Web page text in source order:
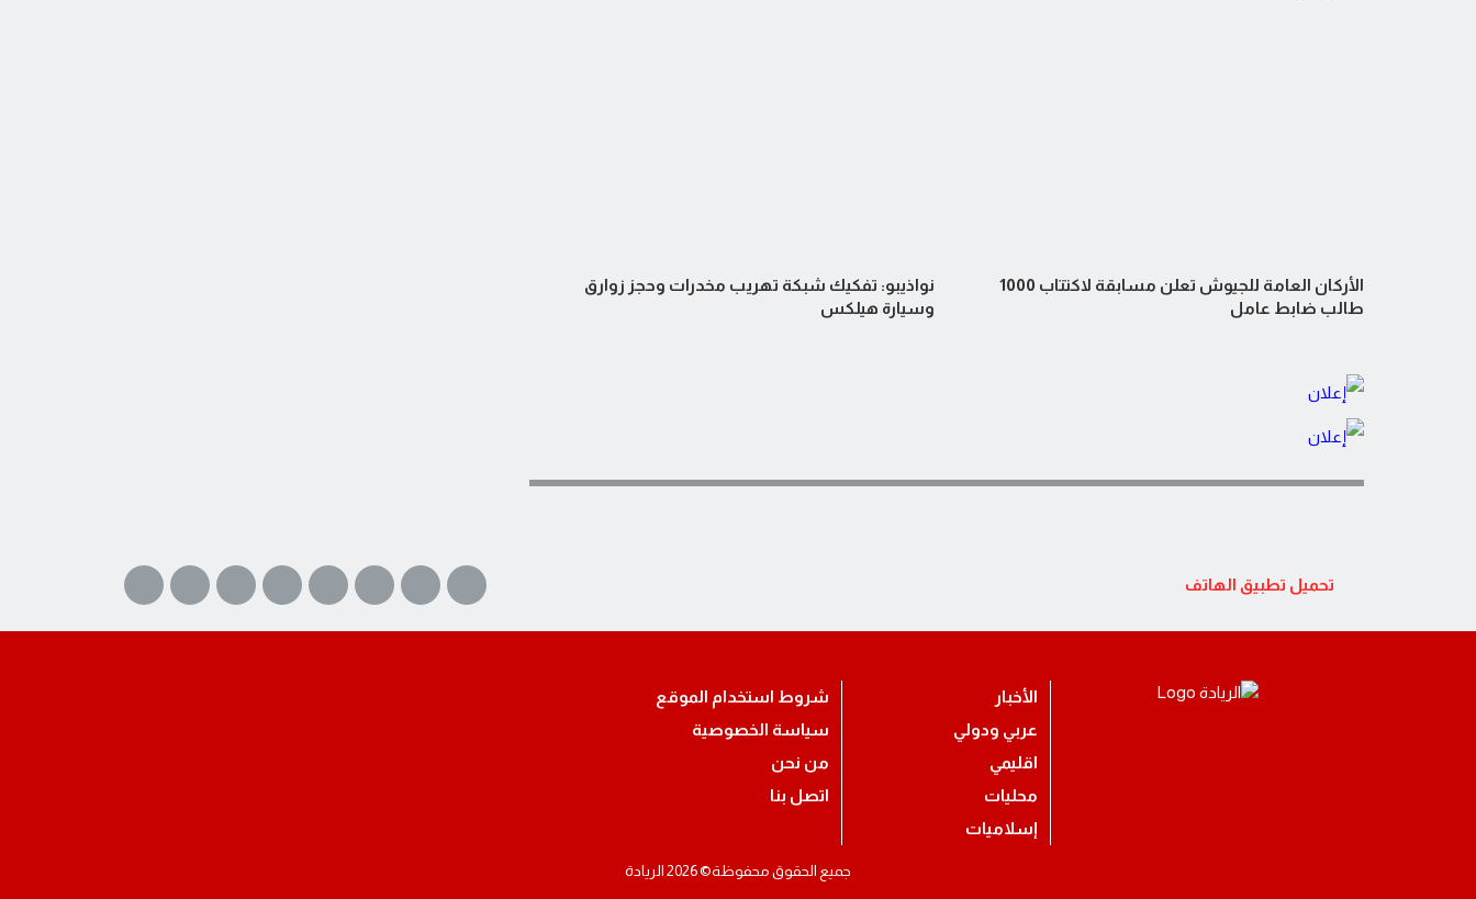
الأركان العامة للجيوش تعلن مسابقة لاكتتاب 1000
طالب ضابط عامل
نواذيبو: تفكيك شبكة تهريب مخدرات وحجز زوارق
وسيارة هيلكس
تحميل تطبيق الهاتف
الأخبار
عربي ودولي
اقليمي
محليات
إسلاميات
شروط استخدام الموقع
سياسة الخصوصية
من نحن
اتصل بنا
جميع الحقوق محفوظة© 2026 الريادة